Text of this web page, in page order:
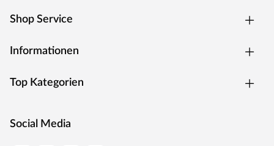
Shop Service
Informationen
Top Kategorien
Social Media